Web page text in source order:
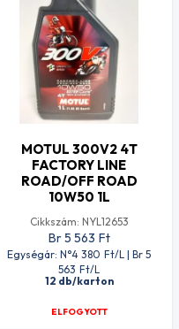
MOTUL 300V2 4T
FACTORY LINE
ROAD/OFF ROAD
10W50 1L
Cikkszám: NYL12653
Br 5 563 Ft
Egységár: N°4 380 Ft/L | Br 5
563 Ft/L
12 db/karton
ELFOGYOTT